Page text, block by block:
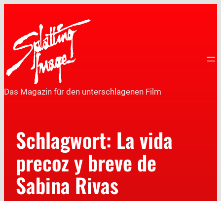
Das Magazin für den unterschlagenen Film
Schlagwort: La vida
precoz y breve de
Sabina Rivas